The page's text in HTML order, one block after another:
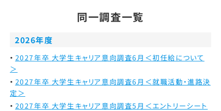
同一調査一覧
2026年度
2027年卒 大学生キャリア意向調査6月＜初任給について
＞
2027年卒 大学生キャリア意向調査6月＜就職活動・進路決
定＞
2027年卒 大学生キャリア意向調査5月＜エントリーシート